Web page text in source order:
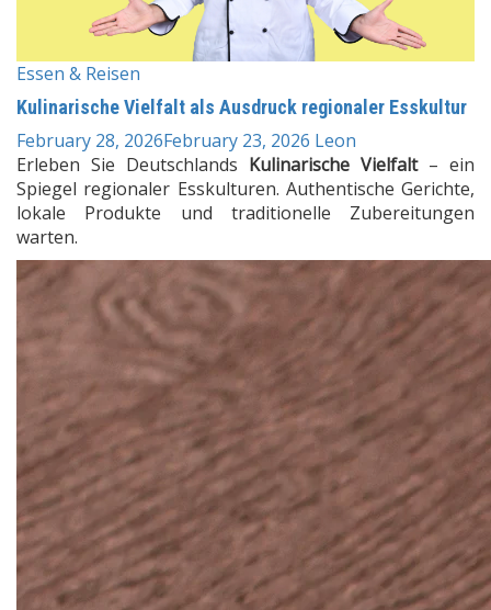
Essen & Reisen
Kulinarische Vielfalt als Ausdruck regionaler Esskultur
February 28, 2026February 23, 2026 Leon
Erleben Sie Deutschlands Kulinarische Vielfalt– ein
Spiegel regionaler Esskulturen. Authentische Gerichte,
lokale Produkte und traditionelle Zubereitungen
warten.